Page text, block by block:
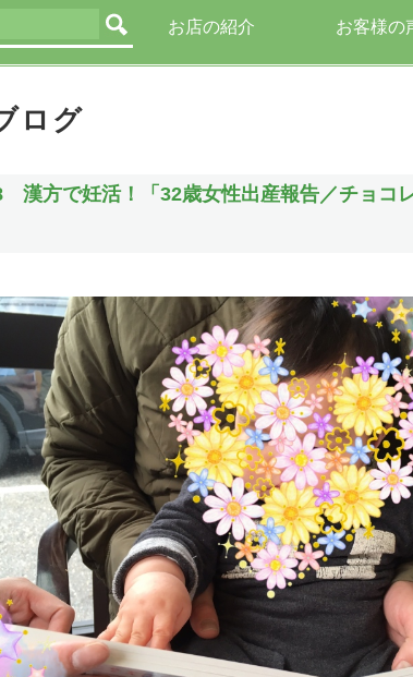
お店の紹介 お客様の
ログ
漢方で妊活！「32歳女性出産報告／チョコ